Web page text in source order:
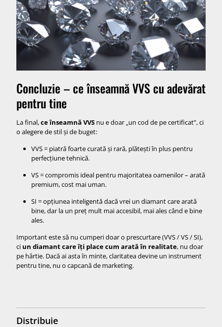
Concluzie – ce înseamnă VVS cu adevărat
pentru tine
La final,ce înseamnă VVS nu e doar „un cod de pe certificat”, ci
o alegere de stil și de buget:
VVS = piatră foarte curată și rară, plătești în plus pentru
perfecțiune tehnică.
VS = compromis ideal pentru majoritatea oamenilor – arată
premium, cost mai uman.
SI = opțiunea inteligentă dacă vrei un diamant care arată
bine, dar la un preț mult mai accesibil, mai ales când e bine
ales.
Important este să nu cumperi doar o prescurtare (VVS / VS / SI),
ci un diamant care îți place cum arată în realitate, nu doar
pe hârtie. Dacă ai asta în minte, claritatea devine un instrument
pentru tine, nu o capcană de marketing.
Distribuie